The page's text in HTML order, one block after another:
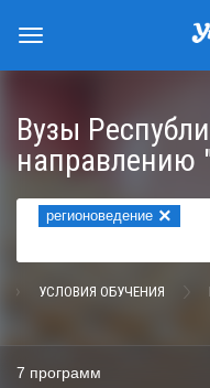
Вузы
направлению
регионоведение ×
УСЛОВИЯ ОБУЧЕНИЯ
7 программ